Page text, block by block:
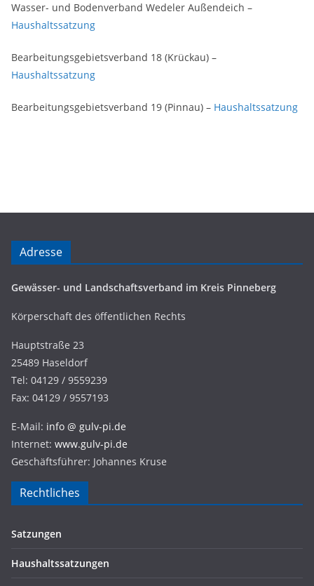
Wasser- und Bodenverband Wedeler Außendeich –
Haushaltssatzung
Bearbeitungsgebietsverband 18 (Krückau) –
Haushaltssatzung
Bearbeitungsgebietsverband 19 (Pinnau) – Haushaltssatzung
Adresse
Gewässer- und Landschaftsverband im Kreis Pinneberg
Körperschaft des öffentlichen Rechts
Hauptstraße 23
25489 Haseldorf
Tel: 04129 / 9559239
Fax: 04129 / 9557193
E-Mail: info @ gulv-pi.de
Internet: www.gulv-pi.de
Geschäftsführer: Johannes Kruse
Rechtliches
Satzungen
Haushaltssatzungen